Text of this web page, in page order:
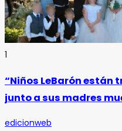
1
“Niños LeBarón
junto a sus madres
edicionweb